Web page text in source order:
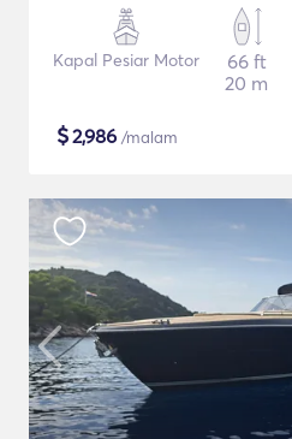
Kapal Pesiar Motor
66 ft
20 m
$2,986 /malam